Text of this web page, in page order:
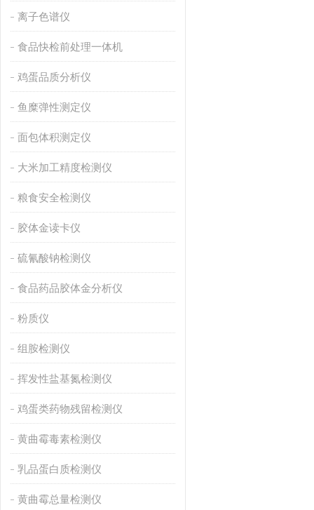
离子色谱仪
食品快检前处理一体机
鸡蛋品质分析仪
鱼糜弹性测定仪
面包体积测定仪
大米加工精度检测仪
粮食安全检测仪
胶体金读卡仪
硫氰酸钠检测仪
食品药品胶体金分析仪
粉质仪
组胺检测仪
挥发性盐基氮检测仪
鸡蛋类药物残留检测仪
黄曲霉毒素检测仪
乳品蛋白质检测仪
黄曲霉总量检测仪